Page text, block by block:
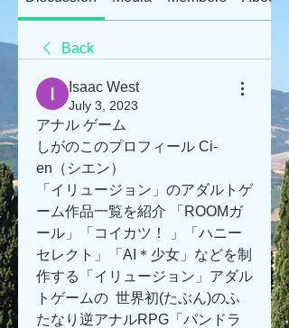
Back
Isaac West
July 3, 2023
アナル ゲーム
しがのこのプロフィール Ci-
en（シエン）
「イリュージョン」のアダルトゲ
ーム作品一覧を紹介 「ROOMガ
ール」「コイカツ！ 」「ハニー
セレクト」「AI＊少女」などを制
作する「イリュージョン」アダル
トゲームの  世界初(たぶん)のふ
たなり逆アナルRPG「パンドラ